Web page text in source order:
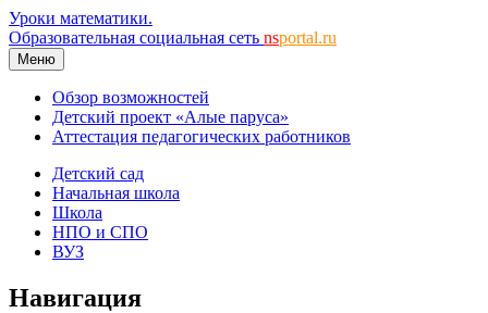
Уроки математики.
Образовательная социальная сеть nsportal.ru
Меню
Обзор возможностей
Детский проект «Алые паруса»
Аттестация педагогических работников
Детский сад
Начальная школа
Школа
НПО и СПО
ВУЗ
Навигация